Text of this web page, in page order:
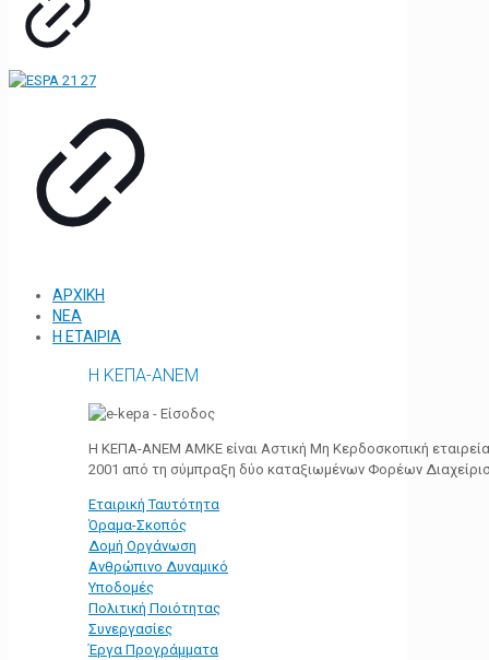
ΑΡΧΙΚΗ
ΝΕΑ
Η ΕΤΑΙΡΙΑ
Η ΚΕΠΑ-ΑΝΕΜ
Η ΚΕΠΑ-ΑΝΕΜ ΑΜΚΕ είναι Αστική Μη Κερδοσκοπική
2001 από τη σύμπραξη δύο καταξιωμένων Φορέων
Εταιρική Ταυτότητα
Όραμα-Σκοπός
Δομή Οργάνωση
Ανθρώπινο Δυναμικό
Υποδομές
Πολιτική Ποιότητας
Συνεργασίες
Έργα Προγράμματα